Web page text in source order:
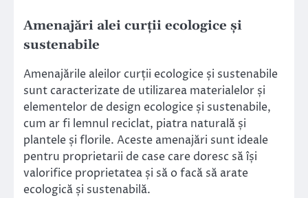
Amenajări alei curții ecologice și
sustenabile
Amenajările aleilor curții ecologice și sustenabile
sunt caracterizate de utilizarea materialelor și
elementelor de design ecologice și sustenabile,
cum ar fi lemnul reciclat, piatra naturală și
plantele și florile. Aceste amenajări sunt ideale
pentru proprietarii de case care doresc să își
valorifice proprietatea și să o facă să arate
ecologică și sustenabilă.